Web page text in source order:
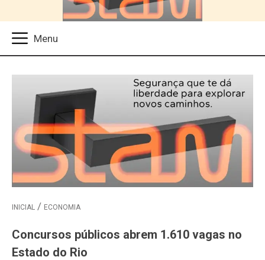
INICIAL ECONOMIA
Concursos públicos abrem 1.610 vagas no
Estado do Rio